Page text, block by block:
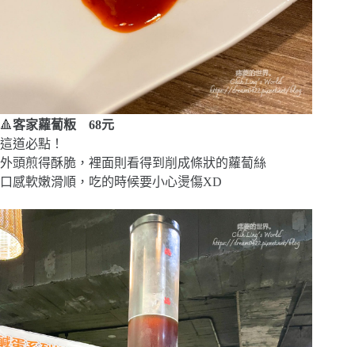
🔺客家蘿蔔粄 68元
這道必點！
外頭煎得酥脆，裡面則看得到削成條狀的蘿蔔絲
口感軟嫩滑順，吃的時候要小心燙傷XD